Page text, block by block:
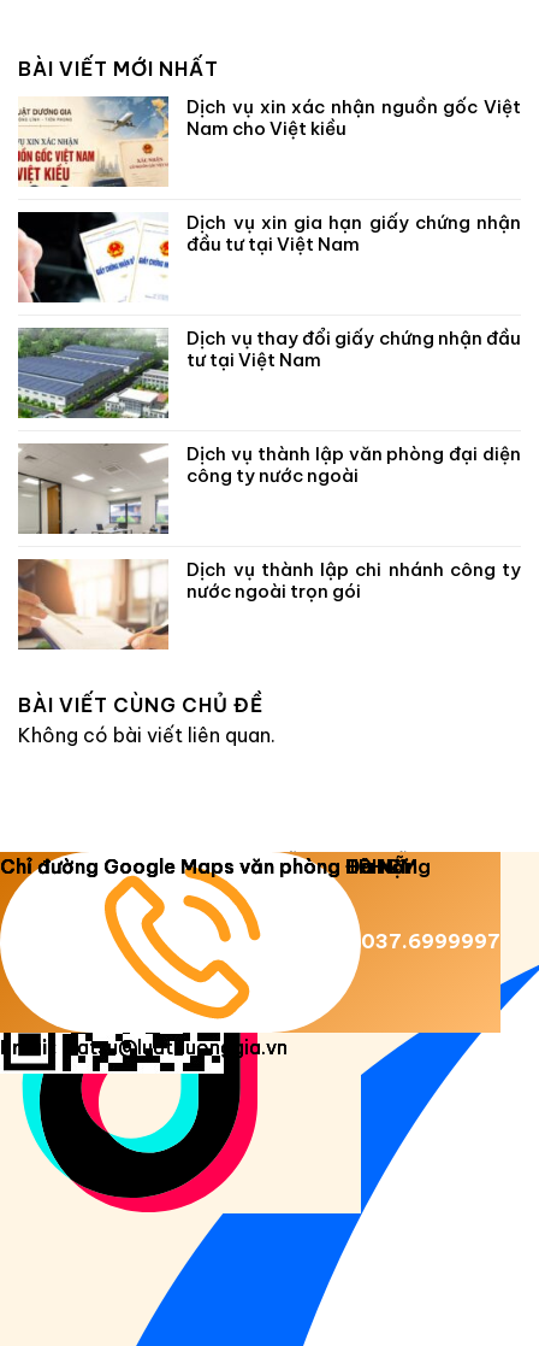
BÀI VIẾT MỚI NHẤT
Dịch vụ xin xác nhận nguồn gốc Việt
Nam cho Việt kiều
Dịch vụ xin gia hạn giấy chứng nhận
đầu tư tại Việt Nam
Dịch vụ thay đổi giấy chứng nhận đầu
tư tại Việt Nam
Dịch vụ thành lập văn phòng đại diện
công ty nước ngoài
Dịch vụ thành lập chi nhánh công ty
nước ngoài trọn gói
BÀI VIẾT CÙNG CHỦ ĐỀ
Không có bài viết liên quan.
Copyright 2026 © Luật Dương Gia